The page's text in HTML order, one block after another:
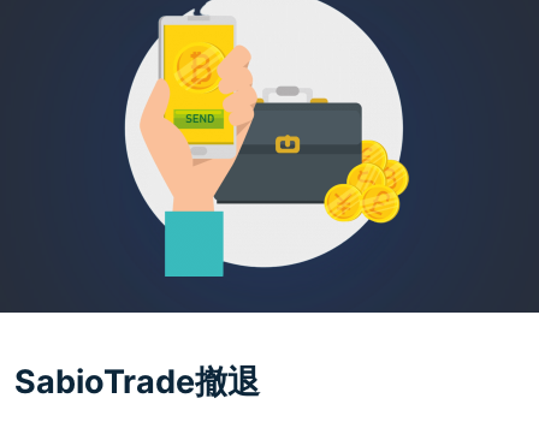
SabioTrade撤退